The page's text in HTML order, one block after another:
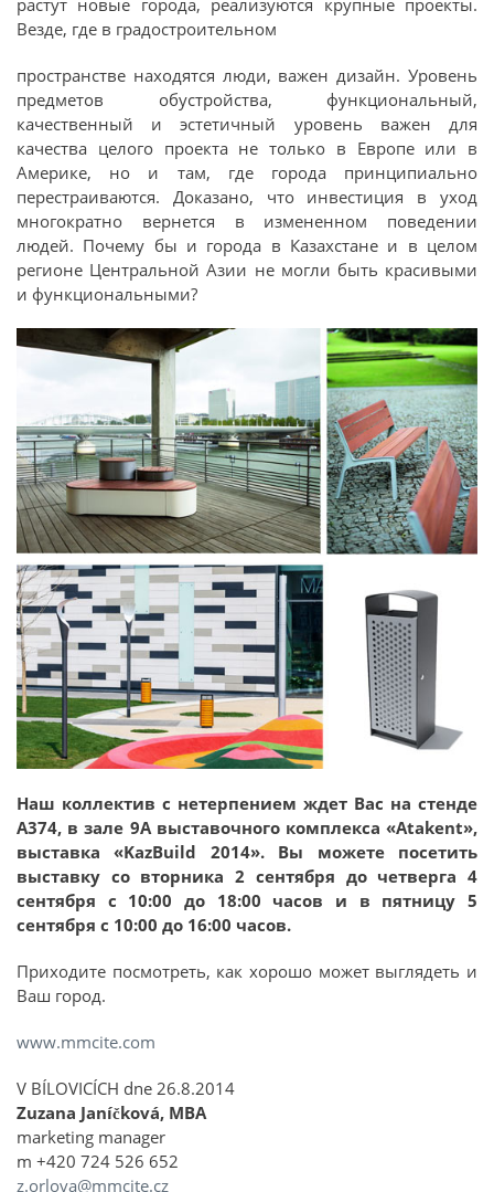
Везде, где в градостроительном
пространстве находятся люди, важен дизайн. Уровень
предметов обустройства, функциональный,
качественный и эстетичный уровень важен для
качества целого проекта не только в Европе или в
Америке, но и там, где города принципиально
перестраиваются. Доказано, что инвестиция в уход
многократно вернется в измененном поведении
людей. Почему бы и города в Казахстане и в целом
регионе Центральной Азии не могли быть красивыми
и функциональными?
Наш коллектив с нетерпением ждет Вас на стенде
A374, в зале 9A выставочного комплекса «Atakent»,
выставка «KazBuild 2014». Вы можете посетить
выставку со вторника 2 сентября до четверга 4
сентября с 10:00 до 18:00 часов и в пятницу 5
сентября с 10:00 до 16:00 часов.
Приходите посмотреть, как хорошо может выглядеть и
Ваш город.
www.mmcite.com
V BÍLOVICÍCH dne 26.8.2014
Zuzana Janíčková, MBA
marketing manager
m +420 724 526 652
z.orlova@mmcite.cz